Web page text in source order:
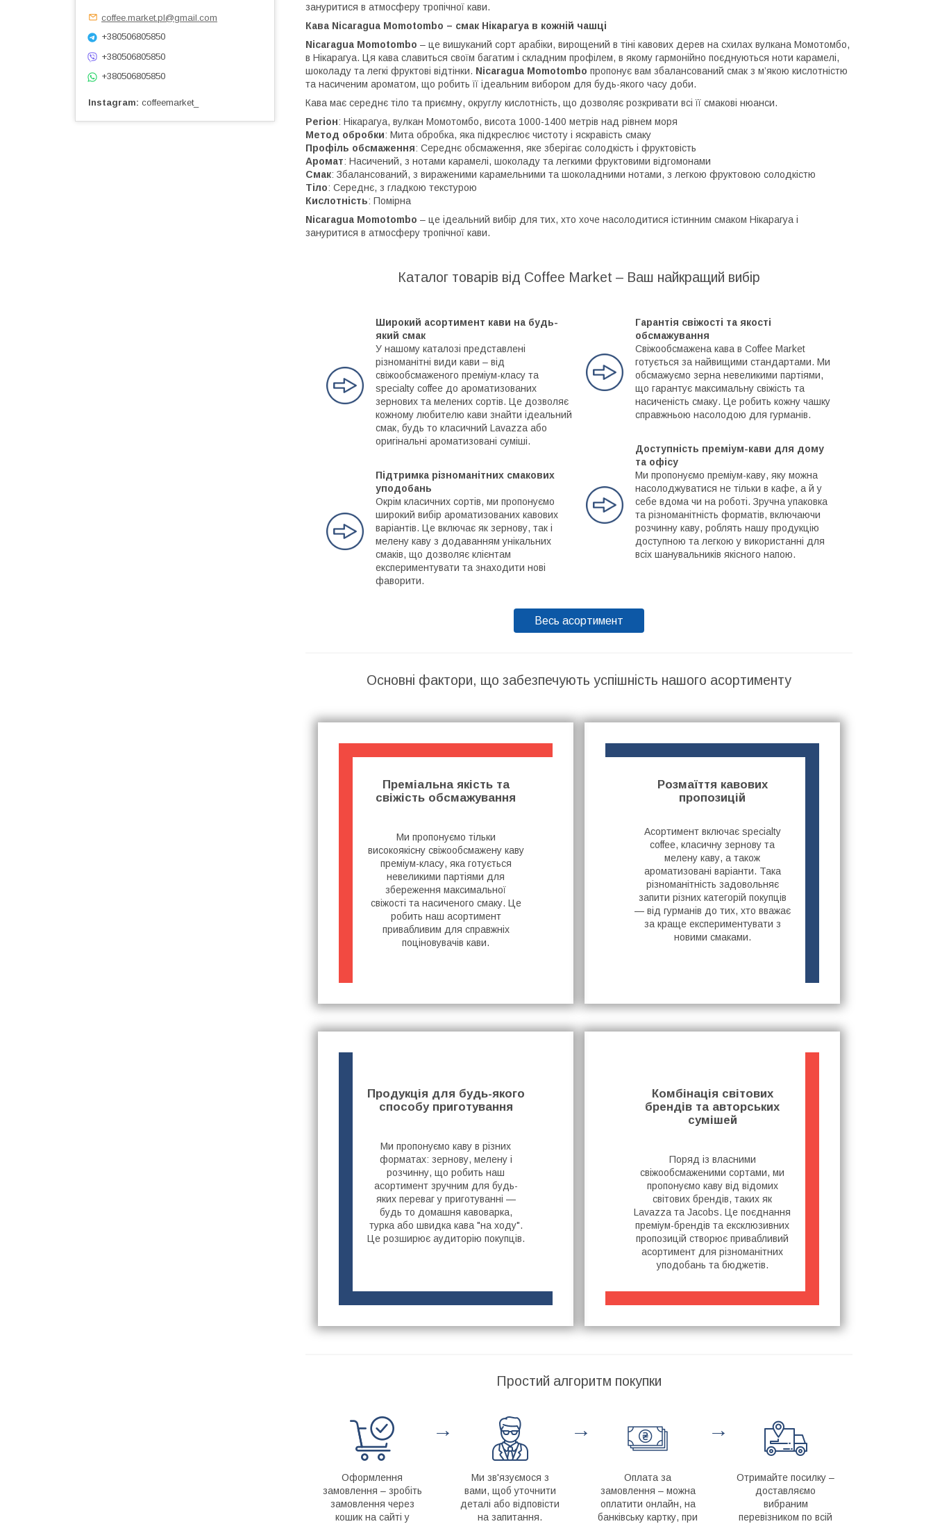
зануритися в атмосферу тропічної кави.
Кава Nicaragua Momotombo – смак Нікарагуа в кожній чашці
Nicaragua Momotombo – це вишуканий сорт арабіки, вирощений в тіні кавових дерев на схилах вулкана Момотомбо,
в Нікарагуа. Ця кава славиться своїм багатим і складним профілем, в якому гармонійно поєднуються ноти карамелі,
шоколаду та легкі фруктові відтінки. Nicaragua Momotombo пропонує вам збалансований смак з м’якою кислотністю
та насиченим ароматом, що робить її ідеальним вибором для будь-якого часу доби.
Кава має середнє тіло та приємну, округлу кислотність, що дозволяє розкривати всі її смакові нюанси.
Регіон: Нікарагуа, вулкан Момотомбо, висота 1000-1400 метрів над рівнем моря
Метод обробки: Мита обробка, яка підкреслює чистоту і яскравість смаку
Профіль обсмаження: Середнє обсмаження, яке зберігає солодкість і фруктовість
Аромат: Насичений, з нотами карамелі, шоколаду та легкими фруктовими відгомонами
Смак: Збалансований, з вираженими карамельними та шоколадними нотами, з легкою фруктовою солодкістю
Тіло: Середнє, з гладкою текстурою
Кислотність: Помірна
Nicaragua Momotombo – це ідеальний вибір для тих, хто хоче насолодитися істинним смаком Нікарагуа і
зануритися в атмосферу тропічної кави.
Каталог товарів від Coffee Market – Ваш найкращий вибір
Широкий асортимент кави на будь-
який смак
У нашому каталозі представлені
різноманітні види кави – від
свіжообсмаженого преміум-класу та
specialty coffee до ароматизованих
зернових та мелених сортів. Це дозволяє
кожному любителю кави знайти ідеальний
смак, будь то класичний Lavazza або
оригінальні ароматизовані суміші.
Підтримка різноманітних смакових
уподобань
Окрім класичних сортів, ми пропонуємо
широкий вибір ароматизованих кавових
варіантів. Це включає як зернову, так і
мелену каву з додаванням унікальних
смаків, що дозволяє клієнтам
експериментувати та знаходити нові
фаворити.
Гарантія свіжості та якості
обсмажування
Свіжообсмажена кава в Coffee Market
готується за найвищими стандартами. Ми
обсмажуємо зерна невеликими партіями,
що гарантує максимальну свіжість та
насиченість смаку. Це робить кожну чашку
справжньою насолодою для гурманів.
Доступність преміум-кави для дому
та офісу
Ми пропонуємо преміум-каву, яку можна
насолоджуватися не тільки в кафе, а й у
себе вдома чи на роботі. Зручна упаковка
та різноманітність форматів, включаючи
розчинну каву, роблять нашу продукцію
доступною та легкою у використанні для
всіх шанувальників якісного напою.
Весь асортимент
Основні фактори, що забезпечують успішність нашого асортименту
Преміальна якість та
свіжість обсмажування
Ми пропонуємо тільки
високоякісну свіжообсмажену каву
преміум-класу, яка готується
невеликими партіями для
збереження максимальної
свіжості та насиченого смаку. Це
робить наш асортимент
привабливим для справжніх
поціновувачів кави.
Розмаїття кавових
пропозицій
Асортимент включає specialty
coffee, класичну зернову та
мелену каву, а також
ароматизовані варіанти. Така
різноманітність задовольняє
запити різних категорій покупців
— від гурманів до тих, хто вважає
за краще експериментувати з
новими смаками.
Продукція для будь-якого
способу приготування
Ми пропонуємо каву в різних
форматах: зернову, мелену і
розчинну, що робить наш
асортимент зручним для будь-
яких переваг у приготуванні —
будь то домашня кавоварка,
турка або швидка кава "на ходу".
Це розширює аудиторію покупців.
Комбінація світових
брендів та авторських
сумішей
Поряд із власними
свіжообсмаженими сортами, ми
пропонуємо каву від відомих
світових брендів, таких як
Lavazza та Jacobs. Це поєднання
преміум-брендів та ексклюзивних
пропозицій створює привабливий
асортимент для різноманітних
уподобань та бюджетів.
Простий алгоритм покупки
Оформлення
замовлення – зробіть
замовлення через
кошик на сайті у
→
Ми зв'язуємося з
вами, щоб уточнити
деталі або відповісти
на запитання.
→
Оплата за
замовлення – можна
оплатити онлайн, на
банківську картку, при
→
Отримайте посилку –
доставляємо
вибраним
перевізником по всій
coffee.market.pl@gmail.com
+380506805850
+380506805850
+380506805850
Instagram coffeemarket_